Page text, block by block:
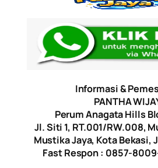
Informasi &
PANTHA
Perum Anagata Hills
Jl. Siti 1, RT.001/RW.008,
Mustika Jaya, Kota Bekasi,
Fast Respon : 0857-